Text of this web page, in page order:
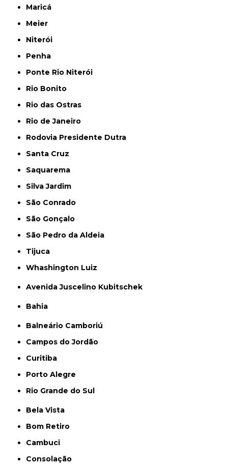
Maricá
Meier
Niterói
Penha
Ponte Rio Niterói
Rio Bonito
Rio das Ostras
Rio de Janeiro
Rodovia Presidente Dutra
Santa Cruz
Saquarema
Silva Jardim
São Conrado
São Gonçalo
São Pedro da Aldeia
Tijuca
Whashington Luiz
Avenida Juscelino Kubitschek
Bahia
Balneário Camboriú
Campos do Jordão
Curitiba
Porto Alegre
Rio Grande do Sul
Bela Vista
Bom Retiro
Cambuci
Consolação